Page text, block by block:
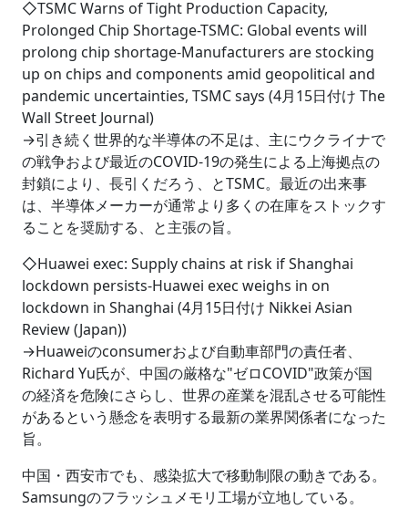
◇TSMC Warns of Tight Production Capacity,
Prolonged Chip Shortage-TSMC: Global events will
prolong chip shortage-Manufacturers are stocking
up on chips and components amid geopolitical and
pandemic uncertainties, TSMC says (4月15日付け The
Wall Street Journal)
→引き続く世界的な半導体の不足は、主にウクライナで
の戦争および最近のCOVID-19の発生による上海拠点の
封鎖により、長引くだろう、とTSMC。最近の出来事
は、半導体メーカーが通常より多くの在庫をストックす
ることを奨励する、と主張の旨。
◇Huawei exec: Supply chains at risk if Shanghai
lockdown persists-Huawei exec weighs in on
lockdown in Shanghai (4月15日付け Nikkei Asian
Review (Japan))
→Huaweiのconsumerおよび自動車部門の責任者、
Richard Yu氏が、中国の厳格な"ゼロCOVID"政策が国
の経済を危険にさらし、世界の産業を混乱させる可能性
があるという懸念を表明する最新の業界関係者になった
旨。
中国・西安市でも、感染拡大で移動制限の動きである。
Samsungのフラッシュメモリ工場が立地している。